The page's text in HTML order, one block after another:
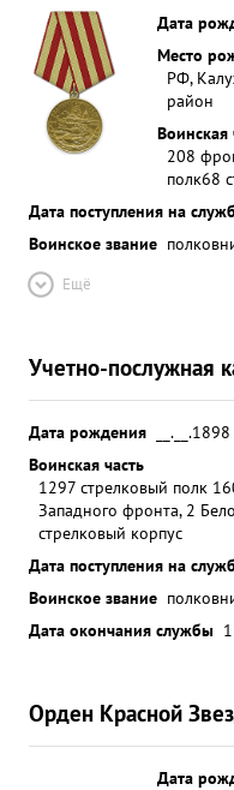
Дата
Место
РФ,
район
Воинская
208
полк68
Дата поступления на
Воинское звание
Ещё
Учетно-послужная
Дата рождения
__.__.1898
Воинская часть
1297 стрелковый полк
Западного фронта, 2
стрелковый корпус
Дата поступления на
Воинское звание
Дата окончания службы
Орден Красной
Дата